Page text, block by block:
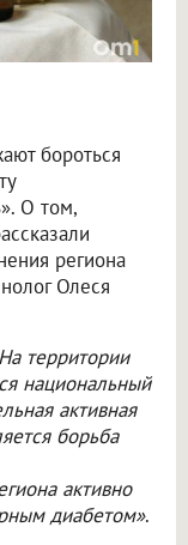
бороться
О том,
региона
Олеся
территории
национальный
активная
борьба
активно
диабетом».